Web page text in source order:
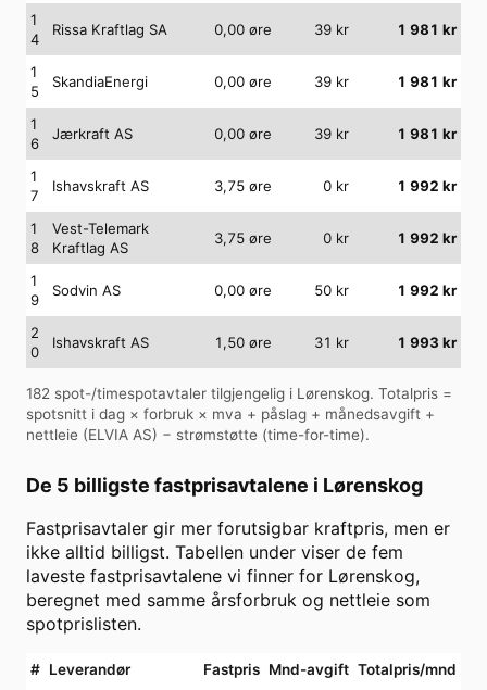
1
4
Rissa Kraftlag SA 0,00 øre 39 kr 1 981 kr
1
5
SkandiaEnergi 0,00 øre 39 kr 1 981 kr
1
6
Jærkraft AS 0,00 øre 39 kr 1 981 kr
1
7
Ishavskraft AS 3,75 øre 0 kr 1 992 kr
1
8
Vest-Telemark
Kraftlag AS
3,75 øre 0 kr 1 992 kr
1
9
Sodvin AS 0,00 øre 50 kr 1 992 kr
2
0
Ishavskraft AS 1,50 øre 31 kr 1 993 kr
182 spot-/timespotavtaler tilgjengelig i Lørenskog. Totalpris =
spotsnitt i dag × forbruk × mva + påslag + månedsavgift +
nettleie (ELVIA AS) − strømstøtte (time-for-time).
De 5 billigste fastprisavtalene i Lørenskog
Fastprisavtaler gir mer forutsigbar kraftpris, men er
ikke alltid billigst. Tabellen under viser de fem
laveste fastprisavtalene vi finner for Lørenskog,
beregnet med samme årsforbruk og nettleie som
spotprislisten.
# Leverandør Fastpris Mnd-avgift Totalpris/mnd